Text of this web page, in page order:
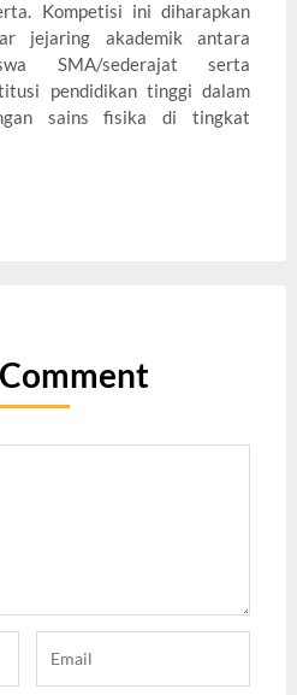
Kompetisi ini diharapkan
jejaring akademik antara
SMA/sederajat serta
pendidikan tinggi dalam
sains fisika di tingkat